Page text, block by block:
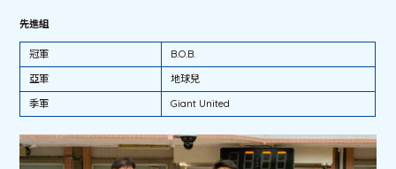
先進組
冠軍
B.O.B.
亞軍
地球兒
季軍
Giant United